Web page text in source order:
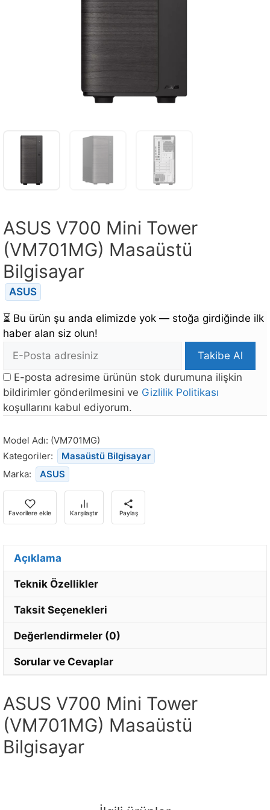
ASUS V700 Mini Tower
(VM701MG) Masaüstü
Bilgisayar
ASUS
⏳ Bu ürün şu anda elimizde yok — stoğa girdiğinde ilk
haber alan siz olun!
Adresi
Takibe Al
E-posta adresime ürünün stok durumuna ilişkin
bildirimler gönderilmesini ve Gizlilik Politikası
koşullarını kabul ediyorum.
ürün
stoğa
döndüğünde
bildirim
almak
için
e-
adresinizi
girin.
Model Adı: (VM701MG)
Kategoriler:
Masaüstü Bilgisayar
Marka:
ASUS
Favorilere ekle Karşılaştır Paylaş
Açıklama
Teknik Özellikler
Taksit Seçenekleri
Değerlendirmeler (0)
Sorular ve Cevaplar
ASUS V700 Mini Tower
(VM701MG) Masaüstü
Bilgisayar